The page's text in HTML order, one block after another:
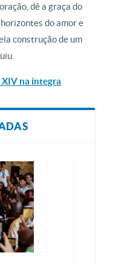
dê a graça do
do amor e
construção de um
XIV na íntegra